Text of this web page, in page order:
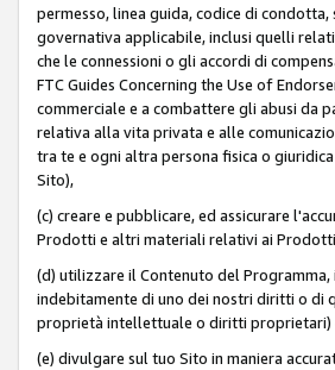
permesso, linea guida, codice di
governativa applicabile, inclusi quelli
che le connessioni o gli accordi di
FTC Guides Concerning the Use of
commerciale e a combattere gli abusi da
relativa alla vita privata e alle
tra te e ogni altra persona fisica o
Sito),
(c) creare e pubblicare, ed assicurare
Prodotti e altri materiali relativi ai
(d) utilizzare il Contenuto del
indebitamente di uno dei nostri diritti o di
proprietà intellettuale o diritti
(e) divulgare sul tuo Sito in maniera